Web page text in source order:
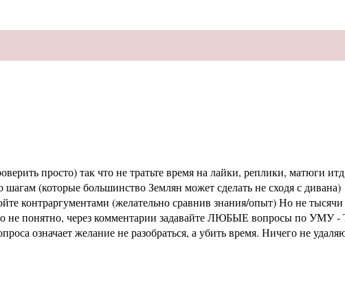
просто) так что не тратьте время на лайки, реплики, матюги
(которые большинство Землян может сделать не сходя с дивана)
(желательно сравнив знания/опыт) Но не тысячи
не понятно, через комментарии задавайте ЛЮБЫЕ вопросы по УМУ
означает желание не разобраться, а убить время. Ничего не